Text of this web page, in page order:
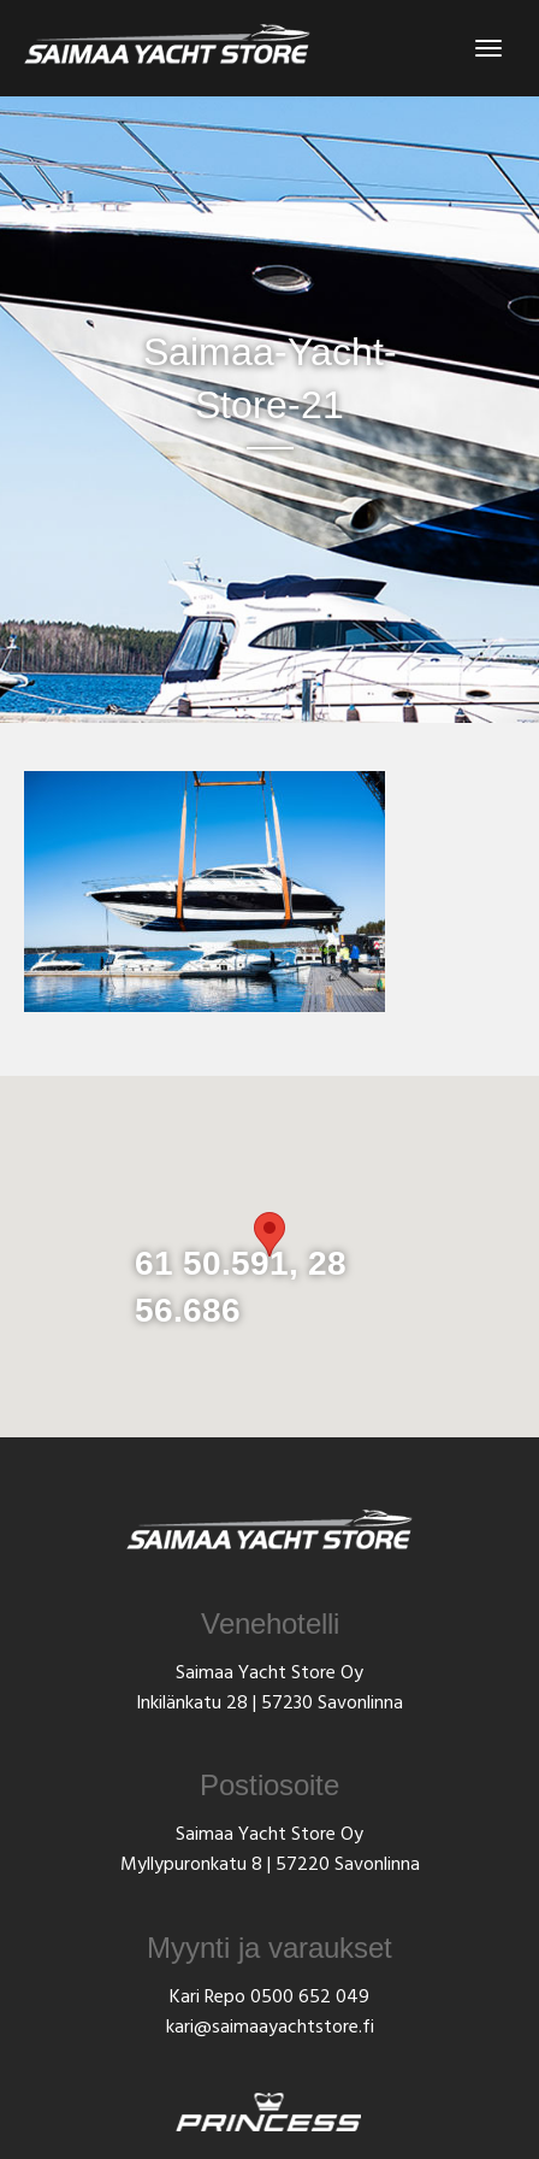
Saimaa-Yacht-
Store-21
61 50.591, 28
56.686
Venehotelli
Saimaa Yacht Store Oy
Inkilänkatu 28 | 57230 Savonlinna
Postiosoite
Saimaa Yacht Store Oy
Myllypuronkatu 8 | 57220 Savonlinna
Myynti ja varaukset
Kari Repo0500 652 049
kari@saimaayachtstore.fi